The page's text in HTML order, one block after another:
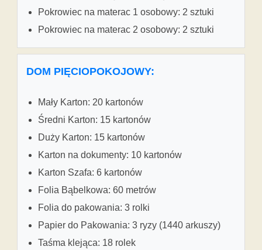
Pokrowiec na materac 1 osobowy: 2 sztuki
Pokrowiec na materac 2 osobowy: 2 sztuki
DOM PIĘCIOPOKOJOWY:
Mały Karton: 20 kartonów
Średni Karton: 15 kartonów
Duży Karton: 15 kartonów
Karton na dokumenty: 10 kartonów
Karton Szafa: 6 kartonów
Folia Bąbelkowa: 60 metrów
Folia do pakowania: 3 rolki
Papier do Pakowania: 3 ryzy (1440 arkuszy)
Taśma klejąca: 18 rolek